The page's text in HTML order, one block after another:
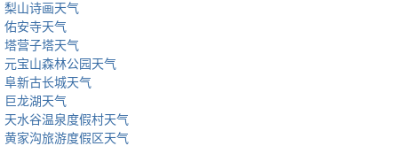
梨山诗画天气
佑安寺天气
塔营子塔天气
元宝山森林公园天气
阜新古长城天气
巨龙湖天气
天水谷温泉度假村天气
黄家沟旅游度假区天气